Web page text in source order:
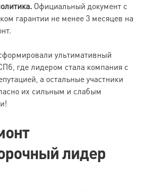
Официальный документ с
гарантии не менее 3 месяцев на
ультимативный
где лидером стала компания с
а остальные участники
их сильным и слабым
лидер